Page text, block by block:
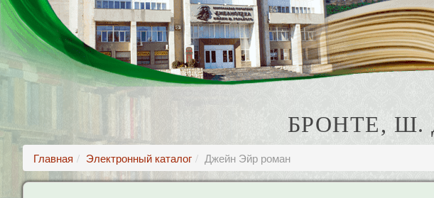
БРОНТЕ,
Главная Электронный каталог Джейн Эйр роман